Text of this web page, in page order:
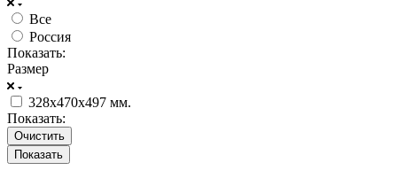
Все
Россия
Показать:
Размер
328x470x497 мм.
Показать:
Очистить